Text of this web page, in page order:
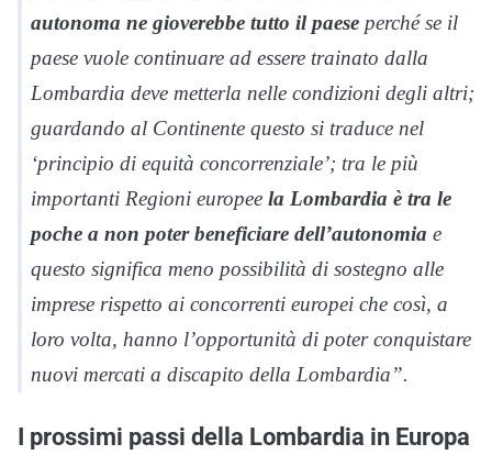
autonoma ne gioverebbe tutto il paese perché se il
paese vuole continuare ad essere trainato dalla
Lombardia deve metterla nelle condizioni degli altri;
guardando al Continente questo si traduce nel
‘principio di equità concorrenziale’; tra le più
importanti Regioni europee la Lombardia è tra le
poche a non poter beneficiare dell’autonomia e
questo significa meno possibilità di sostegno alle
imprese rispetto ai concorrenti europei che così, a
loro volta, hanno l’opportunità di poter conquistare
nuovi mercati a discapito della Lombardia”.
I prossimi passi della Lombardia in Europa